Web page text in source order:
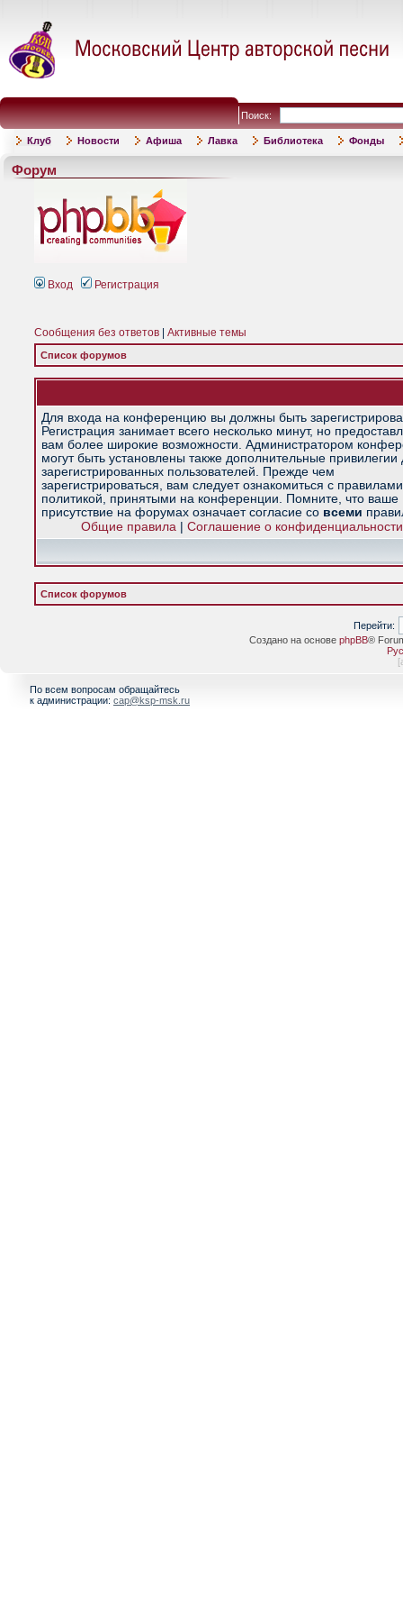
Поиск:
Клуб Новости Афиша Лавка Библиотека Фонды
Форум
Вход Регистрация
Сообщения без ответов Активные темы
Список форумов
Для входа на конференцию вы должны быть
Регистрация занимает всего несколько минут, но
вам более широкие возможности. Администратором
могут быть установлены также дополнительные привилегии
зарегистрированных пользователей. Прежде чем
зарегистрироваться, вам следует ознакомиться с
политикой, принятыми на конференции. Помните, что ваше
присутствие на форумах означает согласие со всеми
Общие правила| Соглашение о конфиденциальности
Список форумов
Перейти:
Создано на основе phpBB®
[
По всем вопросам обращайтесь
к администрации: cap@ksp-msk.ru